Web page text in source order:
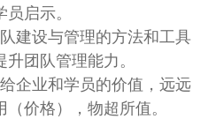
启示。
设与管理的方法和工具
团队管理能力。
企业和学员的价值，远远
价格），物超所值。